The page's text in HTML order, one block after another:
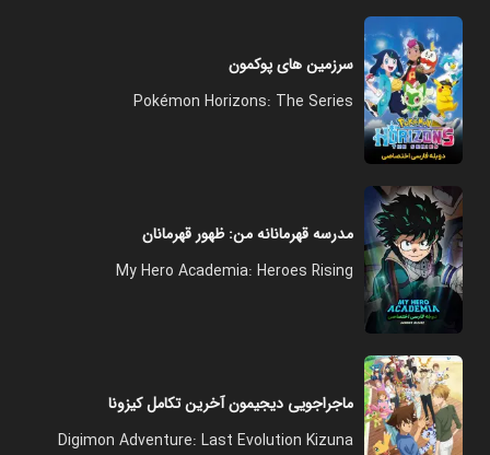
سرزمین های پوکمون
Pokémon Horizons: The Series
مدرسه قهرمانانه من: ظهور قهرمانان
My Hero Academia: Heroes Rising
ماجراجویی دیجیمون آخرین تکامل کیزونا
Digimon Adventure: Last Evolution Kizuna